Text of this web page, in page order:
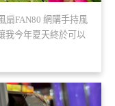
扇FAN80 網購手持風
我今年夏天終於可以